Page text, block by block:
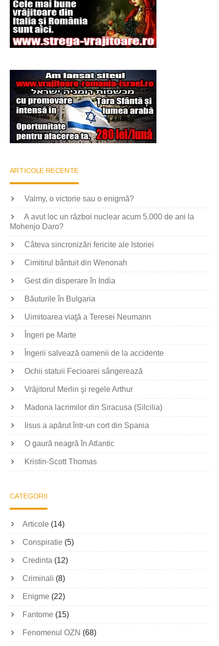
ARTICOLE RECENTE
Valmy, o victorie sau o enigmă?
A avut loc un război nuclear acum 5.000 de ani la
Mohenjo Daro?
Câteva sincronizări fericite ale Istoriei
Cimitirul bântuit din Wenonah
Gest din disperare în India
Băuturile în Bulgaria
Uimitoarea viaţă a Teresei Neumann
Îngeri pe Marte
Îngerii salvează oamenii de la accidente
Ochii statuii Fecioarei sângerează
Vrăjitorul Merlin şi regele Arthur
Madona lacrimilor din Siracusa (Silcilia)
Iisus a apărut într-un cort din Spania
O gaură neagră în Atlantic
Kristin-Scott Thomas
CATEGORII
Articole (14)
Conspiratie (5)
Credinta (12)
Criminali (8)
Enigme (22)
Fantome (15)
Fenomenul OZN (68)